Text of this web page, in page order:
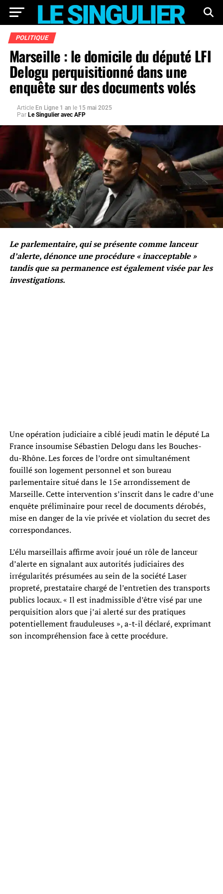
POLITIQUE
Marseille : le domicile du député LFI
Delogu perquisitionné dans une
enquête sur des documents volés
Article En Ligne 1 an le 15 mai 2025
Par Le Singulier avec AFP
Le parlementaire, qui se présente comme lanceur
d’alerte, dénonce une procédure « inacceptable »
tandis que sa permanence est également visée par les
investigations.
Une opération judiciaire a ciblé jeudi matin le député La
France insoumise Sébastien Delogu dans les Bouches-
du-Rhône. Les forces de l’ordre ont simultanément
fouillé son logement personnel et son bureau
parlementaire situé dans le 15e arrondissement de
Marseille. Cette intervention s’inscrit dans le cadre d’une
enquête préliminaire pour recel de documents dérobés,
mise en danger de la vie privée et violation du secret des
correspondances.
L’élu marseillais affirme avoir joué un rôle de lanceur
d’alerte en signalant aux autorités judiciaires des
irrégularités présumées au sein de la société Laser
propreté, prestataire chargé de l’entretien des transports
publics locaux. « Il est inadmissible d’être visé par une
perquisition alors que j’ai alerté sur des pratiques
potentiellement frauduleuses », a-t-il déclaré, exprimant
son incompréhension face à cette procédure.